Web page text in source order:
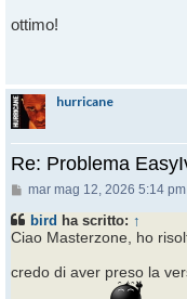
ottimo!
hurricane
Re: Problema
Messaggio
mar mag 12, 2026 5:14 pm
bird ha scritto: ↑
Ciao Masterzone, ho
credo di aver preso la